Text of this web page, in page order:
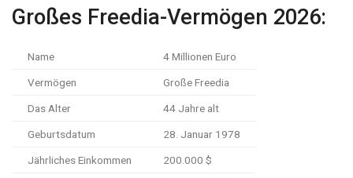
Großes Freedia-Vermögen 2026:
Name 4 Millionen Euro
Vermögen Große Freedia
Das Alter 44 Jahre alt
Geburtsdatum 28. Januar 1978
Jährliches Einkommen 200.000 $